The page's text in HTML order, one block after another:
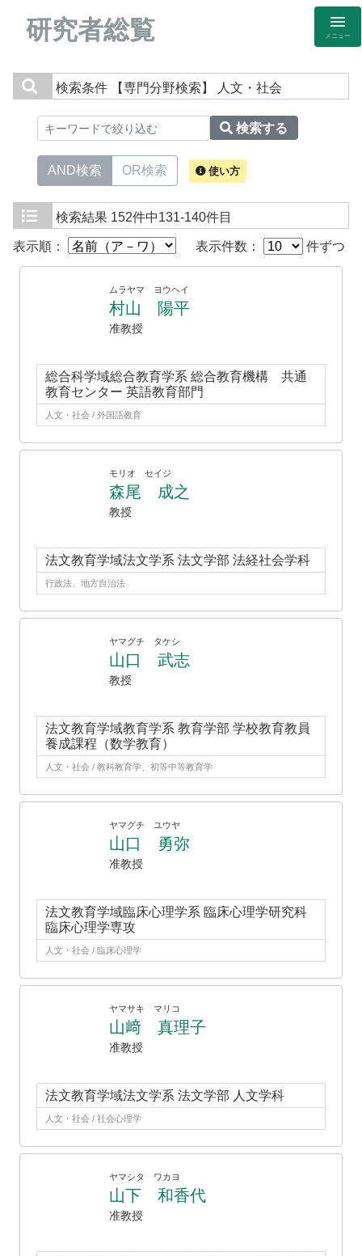
研究者総覧 メニュー
検索条件 【専門分野検索】 人文・社会
検索する
AND検索 OR検索 使い方
検索結果 152件中131-140件目
表示順： 表示件数： 件ずつ
ムラヤマ ヨウヘイ
村山 陽平
准教授
総合科学域総合教育学系 総合教育機構 共通
教育センター 英語教育部門
人文・社会 / 外国語教育
モリオ セイジ
森尾 成之
教授
法文教育学域法文学系 法文学部 法経社会学科
行政法、地方自治法
ヤマグチ タケシ
山口 武志
教授
法文教育学域教育学系 教育学部 学校教育教員
養成課程（数学教育）
人文・社会 / 教科教育学、初等中等教育学
ヤマグチ ユウヤ
山口 勇弥
准教授
法文教育学域臨床心理学系 臨床心理学研究科
臨床心理学専攻
人文・社会 / 臨床心理学
ヤマサキ マリコ
山﨑 真理子
准教授
法文教育学域法文学系 法文学部 人文学科
人文・社会 / 社会心理学
ヤマシタ ワカヨ
山下 和香代
准教授